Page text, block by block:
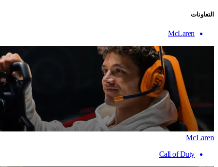
التعاونات
McLaren
McLaren
Call of Duty